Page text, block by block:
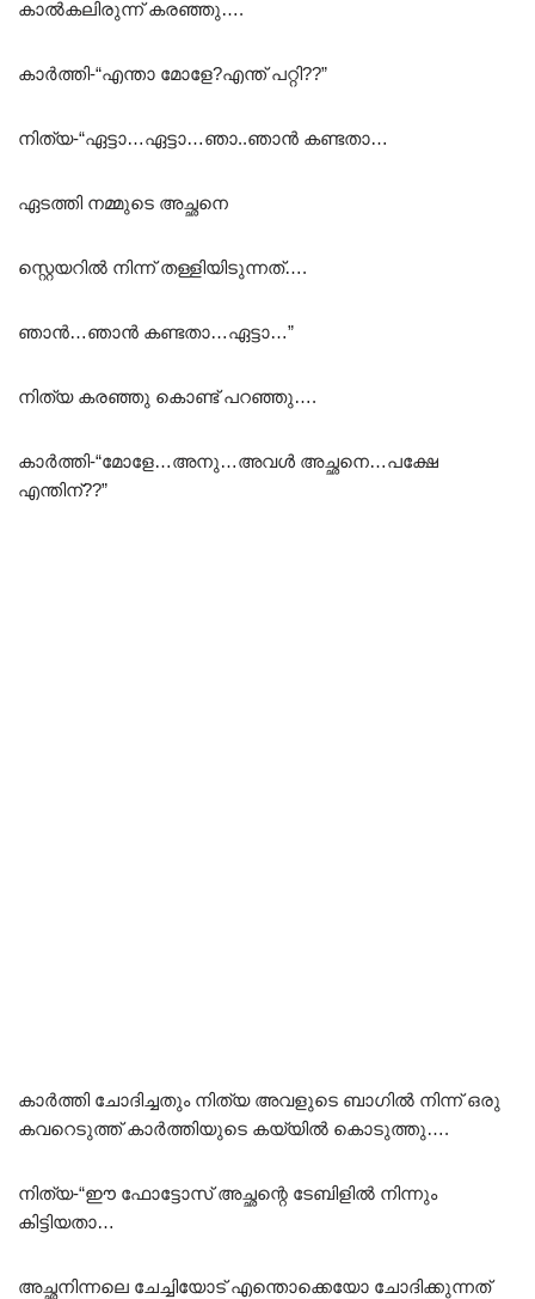
കാൽകലിരുന്ന് കരഞ്ഞു….
കാർത്തി-“എന്താ മോളേ?എന്ത് പറ്റി??”
നിത്യ-“ഏട്ടാ…ഏട്ടാ…ഞാ..ഞാൻ കണ്ടതാ…
ഏടത്തി നമ്മുടെ അച്ഛനെ
സ്റ്റെയറിൽ നിന്ന് തള്ളിയിടുന്നത്….
ഞാൻ…ഞാൻ കണ്ടതാ…ഏട്ടാ…”
നിത്യ കരഞ്ഞു കൊണ്ട് പറഞ്ഞു….
കാർത്തി-“മോളേ…അനു…അവൾ അച്ഛനെ…പക്ഷേ
എന്തിന്??”
കാർത്തി ചോദിച്ചതും നിത്യ അവളുടെ ബാഗിൽ നിന്ന് ഒരു
കവറെടുത്ത് കാർത്തിയുടെ കയ്യിൽ കൊടുത്തു….
നിത്യ-“ഈ ഫോട്ടോസ് അച്ഛന്റെ ടേബിളിൽ നിന്നും
കിട്ടിയതാ…
അച്ഛനിന്നലെ ചേച്ചിയോട് എന്തൊക്കെയോ ചോദിക്കുന്നത്